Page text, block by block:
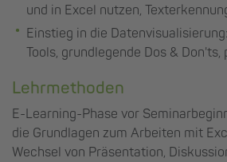
und in Excel nutzen,
Einstieg in die
Tools, grundlegende Dos &
Lehrmethoden
E-Learning-Phase vor
die Grundlagen zum Arbeiten mit
Wechsel von Präsentation,